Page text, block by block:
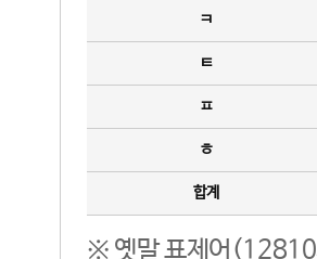
ㅋ
ㅌ
ㅍ
ㅎ
합계
※ 옛말 표제어(12810